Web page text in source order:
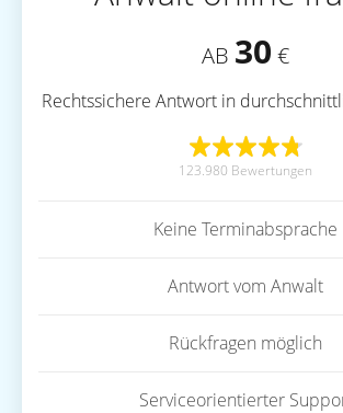
AB 30 €
Rechtssichere Antwort in
123.980 Bewertungen
Keine Terminabsprache
Antwort vom Anwalt
Rückfragen möglich
Serviceorientierter